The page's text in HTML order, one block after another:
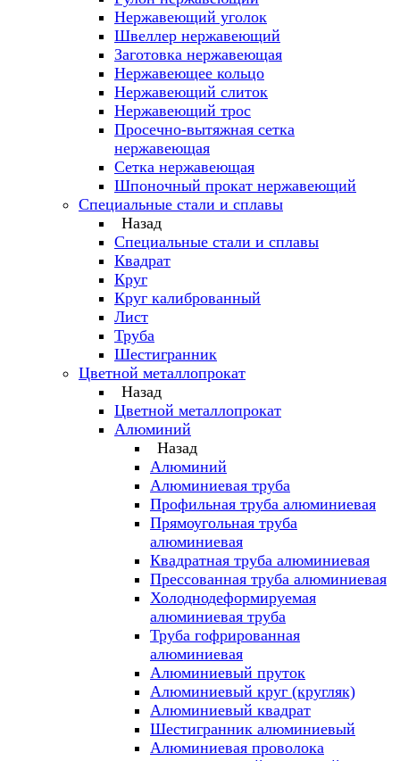
Нержавеющий уголок
Швеллер нержавеющий
Заготовка нержавеющая
Нержавеющее кольцо
Нержавеющий слиток
Нержавеющий трос
Просечно-вытяжная сетка
нержавеющая
Сетка нержавеющая
Шпоночный прокат нержавеющий
Специальные стали и сплавы
Назад
Специальные стали и сплавы
Квадрат
Круг
Круг калиброванный
Лист
Труба
Шестигранник
Цветной металлопрокат
Назад
Цветной металлопрокат
Алюминий
Назад
Алюминий
Алюминиевая труба
Профильная труба алюминиевая
Прямоугольная труба
алюминиевая
Квадратная труба алюминиевая
Прессованная труба алюминиевая
Холоднодеформируемая
алюминиевая труба
Труба гофрированная
алюминиевая
Алюминиевый пруток
Алюминиевый круг (кругляк)
Алюминиевый квадрат
Шестигранник алюминиевый
Алюминиевая проволока